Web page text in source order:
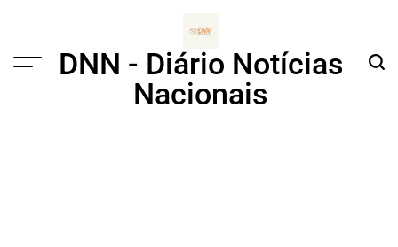
Menu
DNN - Diário Notícias
Nacionais